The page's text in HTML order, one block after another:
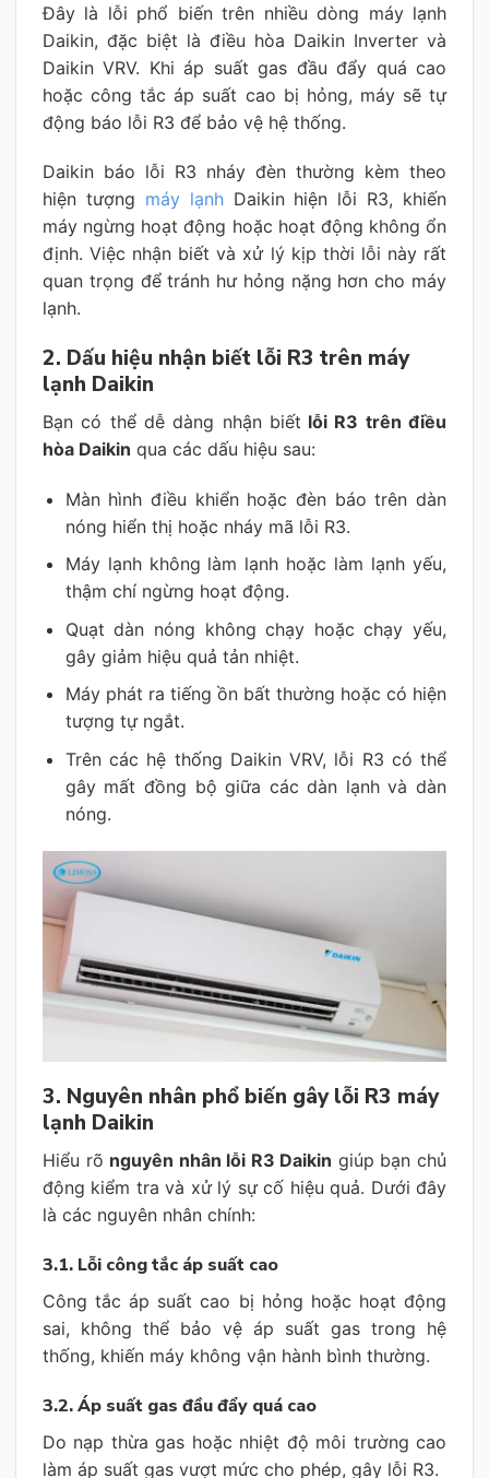
Đây là lỗi phổ biến trên nhiều dòng máy lạnh
Daikin, đặc biệt là điều hòa Daikin Inverter và
Daikin VRV. Khi áp suất gas đầu đẩy quá cao
hoặc công tắc áp suất cao bị hỏng, máy sẽ tự
động báo lỗi R3 để bảo vệ hệ thống.
Daikin báo lỗi R3 nháy đèn thường kèm theo
hiện tượng máy lạnhDaikin hiện lỗi R3, khiến
máy ngừng hoạt động hoặc hoạt động không ổn
định. Việc nhận biết và xử lý kịp thời lỗi này rất
quan trọng để tránh hư hỏng nặng hơn cho máy
lạnh.
2. Dấu hiệu nhận biết lỗi R3 trên máy
lạnh Daikin
Bạn có thể dễ dàng nhận biết lỗi R3 trên điều
hòa Daikin qua các dấu hiệu sau:
Màn hình điều khiển hoặc đèn báo trên dàn
nóng hiển thị hoặc nháy mã lỗi R3.
Máy lạnh không làm lạnh hoặc làm lạnh yếu,
thậm chí ngừng hoạt động.
Quạt dàn nóng không chạy hoặc chạy yếu,
gây giảm hiệu quả tản nhiệt.
Máy phát ra tiếng ồn bất thường hoặc có hiện
tượng tự ngắt.
Trên các hệ thống Daikin VRV, lỗi R3 có thể
gây mất đồng bộ giữa các dàn lạnh và dàn
nóng.
3. Nguyên nhân phổ biến gây lỗi R3 máy
lạnh Daikin
Hiểu rõ nguyên nhân lỗi R3 Daikin giúp bạn chủ
động kiểm tra và xử lý sự cố hiệu quả. Dưới đây
là các nguyên nhân chính:
3.1. Lỗi công tắc áp suất cao
Công tắc áp suất cao bị hỏng hoặc hoạt động
sai, không thể bảo vệ áp suất gas trong hệ
thống, khiến máy không vận hành bình thường.
3.2. Áp suất gas đầu đẩy quá cao
Do nạp thừa gas hoặc nhiệt độ môi trường cao
làm áp suất gas vượt mức cho phép, gây lỗi R3.